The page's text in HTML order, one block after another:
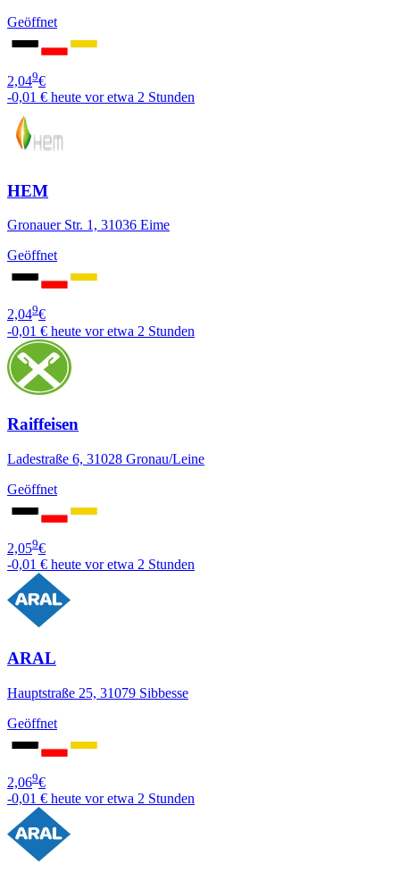
Geöffnet
2,049€
-0,01 € heute vor etwa 2 Stunden
HEM
Gronauer Str. 1, 31036 Eime
Geöffnet
2,049€
-0,01 € heute vor etwa 2 Stunden
Raiffeisen
Ladestraße 6, 31028 Gronau/Leine
Geöffnet
2,059€
-0,01 € heute vor etwa 2 Stunden
ARAL
Hauptstraße 25, 31079 Sibbesse
Geöffnet
2,069€
-0,01 € heute vor etwa 2 Stunden